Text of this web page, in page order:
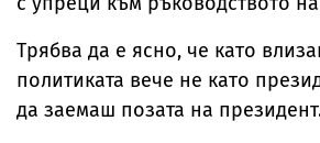
Трябва да е ясно, че като
политиката вече не като
да заемаш позата на